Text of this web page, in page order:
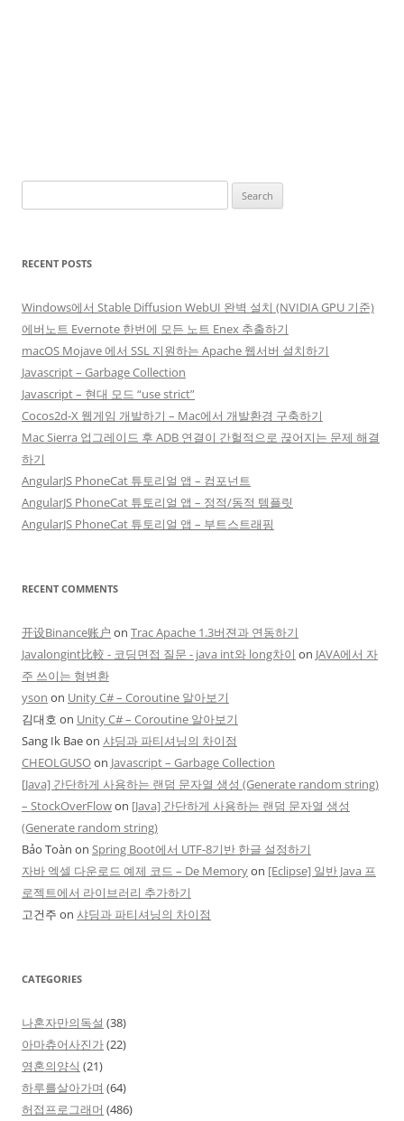
for:
RECENT POSTS
Windows에서 Stable Diffusion WebUI 완벽 설치 (NVIDIA GPU 기준)
에버노트 Evernote 한번에 모든 노트 Enex 추출하기
macOS Mojave 에서 SSL 지원하는 Apache 웹서버 설치하기
Javascript – Garbage Collection
Javascript – 현대 모드 “use strict”
Cocos2d-X 웹게임 개발하기 – Mac에서 개발환경 구축하기
Mac Sierra 업그레이드 후 ADB 연결이 간헐적으로 끊어지는 문제 해결
하기
AngularJS PhoneCat 튜토리얼 앱 – 컴포넌트
AngularJS PhoneCat 튜토리얼 앱 – 정적/동적 템플릿
AngularJS PhoneCat 튜토리얼 앱 – 부트스트래핑
RECENT COMMENTS
开设Binance账户 on Trac Apache 1.3버젼과 연동하기
Javalongint比較 - 코딩면접 질문 - java int와 long차이 on JAVA에서 자
주 쓰이는 형변환
yson on Unity C# – Coroutine 알아보기
김대호 on Unity C# – Coroutine 알아보기
Sang Ik Baeon 샤딩과 파티셔닝의 차이점
CHEOLGUSOon Javascript – Garbage Collection
[Java] 간단하게 사용하는 랜덤 문자열 생성 (Generate random string)
– StockOverFlowon [Java] 간단하게 사용하는 랜덤 문자열 생성
(Generate random string)
Bảo Toàn on Spring Boot에서 UTF-8기반 한글 설정하기
자바 엑셀 다운로드 예제 코드 – De Memoryon [Eclipse] 일반 Java 프
로젝트에서 라이브러리 추가하기
고건주 on 샤딩과 파티셔닝의 차이점
CATEGORIES
나혼자만의독설 (38)
아마츄어사진가(22)
영혼의양식 (21)
하루를살아가며 (64)
허접프로그래머 (486)